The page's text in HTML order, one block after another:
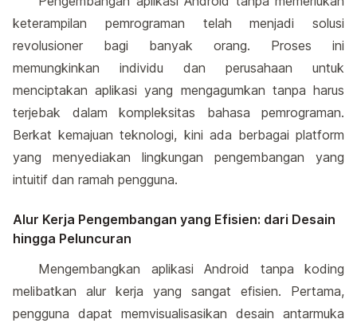
keterampilan pemrograman telah menjadi solusi
revolusioner bagi banyak orang. Proses ini
memungkinkan individu dan perusahaan untuk
menciptakan aplikasi yang mengagumkan tanpa harus
terjebak dalam kompleksitas bahasa pemrograman.
Berkat kemajuan teknologi, kini ada berbagai platform
yang menyediakan lingkungan pengembangan yang
intuitif dan ramah pengguna.
Alur Kerja Pengembangan yang Efisien: dari Desain
hingga Peluncuran
Mengembangkan aplikasi Android tanpa koding
melibatkan alur kerja yang sangat efisien. Pertama,
pengguna dapat memvisualisasikan desain antarmuka